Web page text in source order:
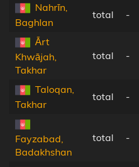
Nahrīn,
Baghlan
total -
Ārt
Khwājah,
Takhar
total -
Taloqan,
Takhar
total -
Fayzabad,
Badakhshan
total -